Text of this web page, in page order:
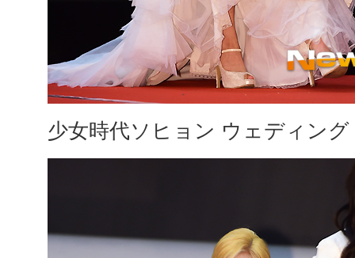
少女時代ソヒョン ウェディン